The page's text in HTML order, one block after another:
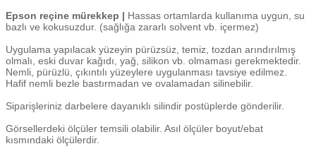
Epson reçine mürekkep | Hassas ortamlarda kullanıma uygun, su
bazlı ve kokusuzdur. (sağlığa zararlı solvent vb. içermez)
Uygulama yapılacak yüzeyin pürüzsüz, temiz, tozdan arındırılmış
olmalı, eski duvar kağıdı, yağ, silikon vb. olmaması gerekmektedir.
Nemli, pürüzlü, çıkıntılı yüzeylere uygulanması tavsiye edilmez.
Hafif nemli bezle bastırmadan ve ovalamadan silinebilir.
Siparişleriniz darbelere dayanıklı silindir postüplerde gönderilir.
Görsellerdeki ölçüler temsili olabilir. Asıl ölçüler boyut/ebat
kısmındaki ölçülerdir.